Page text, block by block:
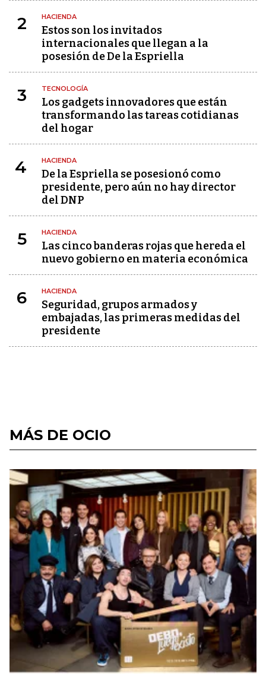
2 HACIENDA
Estos son los invitados
internacionales que llegan a la
posesión de De la Espriella
3 TECNOLOGÍA
Los gadgets innovadores que están
transformando las tareas cotidianas
del hogar
4 HACIENDA
De la Espriella se posesionó como
presidente, pero aún no hay director
del DNP
5 HACIENDA
Las cinco banderas rojas que hereda el
nuevo gobierno en materia económica
6 HACIENDA
Seguridad, grupos armados y
embajadas, las primeras medidas del
presidente
MÁS DE OCIO